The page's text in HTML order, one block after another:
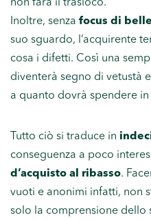
non farà il trasloco.
Inoltre, senza focus di
suo sguardo, l’acquirente
cosa i difetti. Così una
diventerà segno di vetustà
a quanto dovrà spendere
Tutto ciò si traduce in
conseguenza a poco
d’acquisto al ribasso.
vuoti e anonimi infatti, non
solo la comprensione dello